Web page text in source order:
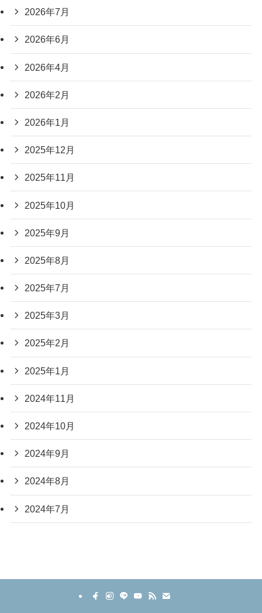
2026年7月
2026年6月
2026年4月
2026年2月
2026年1月
2025年12月
2025年11月
2025年10月
2025年9月
2025年8月
2025年7月
2025年3月
2025年2月
2025年1月
2024年11月
2024年10月
2024年9月
2024年8月
2024年7月